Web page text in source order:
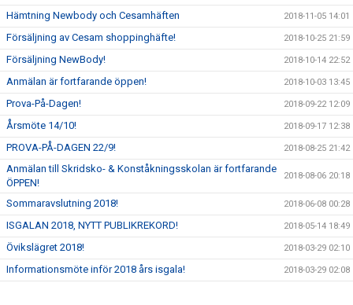
Hämtning Newbody och Cesamhäften 2018-11-05 14:01
Försäljning av Cesam shoppinghäfte! 2018-10-25 21:59
Försäljning NewBody! 2018-10-14 22:52
Anmälan är fortfarande öppen! 2018-10-03 13:45
Prova-På-Dagen! 2018-09-22 12:09
Årsmöte 14/10! 2018-09-17 12:38
PROVA-PÅ-DAGEN 22/9! 2018-08-25 21:42
Anmälan till Skridsko- & Konståkningsskolan är fortfarande
ÖPPEN!
2018-08-06 20:18
Sommaravslutning 2018! 2018-06-08 00:28
ISGALAN 2018, NYTT PUBLIKREKORD! 2018-05-14 18:49
Övikslägret 2018! 2018-03-29 02:10
Informationsmöte inför 2018 års isgala! 2018-03-29 02:08